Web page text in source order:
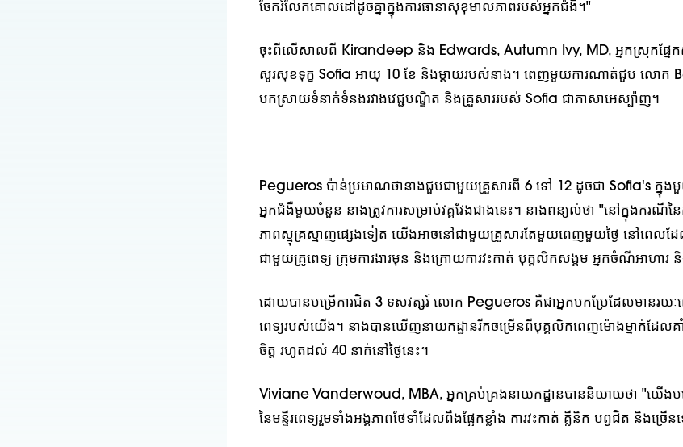
ចែករំលែកគោលដៅដូចគ្នាក្នុងការធានាសុខុមាលភាពរបស់អ្នកជំងឺ។"
ចុះពីលើសាលពី Kirandeep និង Edwards, Autumn Ivy, MD, អ្នកស្រុកផ្នែ
សួរសុខទុក្ខ Sofia អាយុ 10 ខែ និងម្តាយរបស់នាង។ ពេញមួយការណាត់ជួប លោក
បកស្រាយទំនាក់ទំនងរវាងវេជ្ជបណ្ឌិត និងគ្រួសាររបស់ Sofia ជាភាសាអេស្ប៉ាញ។
Pegueros ប៉ាន់ប្រមាណថានាងជួបជាមួយគ្រួសារពី 6 ទៅ 12 ដូចជា Sofia's ក្នុងមួយ
អ្នកជំងឺមួយចំនួន នាងត្រូវការសម្រាប់វគ្គវែងជាងនេះ។ នាងពន្យល់ថា "នៅក្នុងករណីនៃកា
ភាពស្មុគ្រស្មាញផ្សេងទៀត យើងអាចនៅជាមួយគ្រួសារតែមួយពេញមួយថ្ងៃ នៅពេលដ
ជាមួយគ្រូពេទ្យ ក្រុមការងារមុន និងក្រោយការវះកាត់ បុគ្គលិកសង្គម អ្នកចំណីអាហារ និ
ដោយបានបម្រើការជិត 3 ទសវត្សរ៍ លោក Pegueros គឺជាអ្នកបកប្រែដែលមានរយៈ
ពេទ្យរបស់យើង។ នាងបានឃើញនាយកដ្ឋានរីកចម្រើនពីបុគ្គលិកពេញម៉ោងម្នាក់ដែលគ
ចិត្ដ រហូតដល់ 40 នាក់នៅថ្ងៃនេះ។
Viviane Vanderwoud, MBA, អ្នកគ្រប់គ្រងនាយកដ្ឋានបាននិយាយថា "យើងបម្
នៃមន្ទីរពេទ្យរួមទាំងអង្គភាពថែទាំដែលពឹងផ្អែកខ្លាំង ការវះកាត់ គ្លីនិក បព្វជិត និងច្រើ